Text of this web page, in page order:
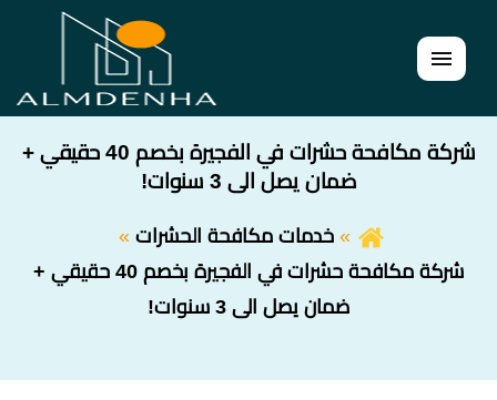
القائمة
شركة مكافحة حشرات في الفجيرة بخصم 40 حقيقي +
ضمان يصل الى 3 سنوات!
خدمات مكافحة الحشرات
شركة مكافحة حشرات في الفجيرة بخصم 40 حقيقي +
ضمان يصل الى 3 سنوات!